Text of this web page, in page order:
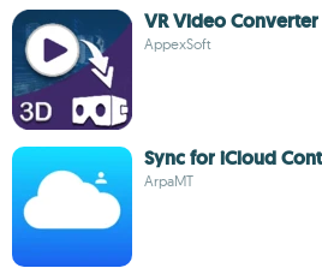
VR Video Converter
AppexSoft
Sync for iCloud
ArpaMT